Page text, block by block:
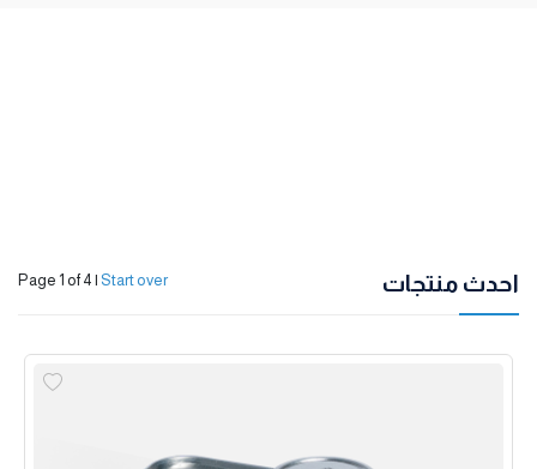
احدث منتجات Page 1 of 4 | Start over